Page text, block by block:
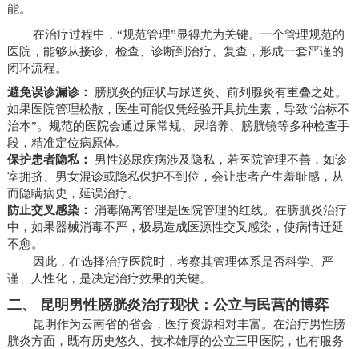
能。
在治疗过程中，“规范管理”显得尤为关键。一个管理规范的
医院，能够从接诊、检查、诊断到治疗、复查，形成一套严谨的
闭环流程。
避免误诊漏诊：
膀胱炎的症状与尿道炎、前列腺炎有重叠之处。
如果医院管理松散，医生可能仅凭经验开具抗生素，导致“治标不
治本”。规范的医院会通过尿常规、尿培养、膀胱镜等多种检查手
段，精准定位病原体。
保护患者隐私：
男性泌尿疾病涉及隐私，若医院管理不善，如诊
室拥挤、男女混诊或隐私保护不到位，会让患者产生羞耻感，从
而隐瞒病史，延误治疗。
防止交叉感染： 消毒隔离管理是医院管理的红线。在膀胱炎治疗
中，如果器械消毒不严，极易造成医源性交叉感染，使病情迁延
不愈。
因此，在选择治疗医院时，考察其管理体系是否科学、严
谨、人性化，是决定治疗效果的关键。
二、 昆明男性膀胱炎治疗现状：公立与民营的博弈
昆明作为云南省的省会，医疗资源相对丰富。在治疗男性膀
胱炎方面，既有历史悠久、技术雄厚的公立三甲医院，也有服务